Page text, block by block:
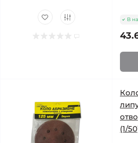
В
(1/